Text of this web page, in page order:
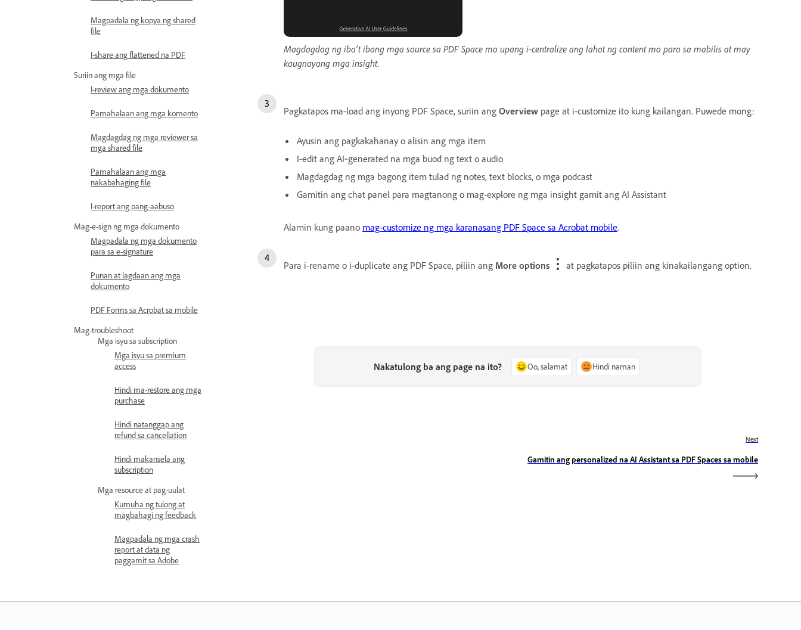
Magpadala ng kopya ng shared
file
I-share ang flattened na PDF
Suriin ang mga file
I-review ang mga dokumento
Pamahalaan ang mga komento
Magdagdag ng mga reviewer sa
mga shared file
Pamahalaan ang mga
nakabahaging file
I-report ang pang-aabuso
Mag-e-sign ng mga dokumento
Magpadala ng mga dokumento
para sa e-signature
Punan at lagdaan ang mga
dokumento
PDF Forms sa Acrobat sa mobile
Mag-troubleshoot
Mga isyu sa subscription
Mga isyu sa premium
access
Hindi ma-restore ang mga
purchase
Hindi natanggap ang
refund sa cancellation
Hindi makansela ang
subscription
Mga resource at pag-uulat
Kumuha ng tulong at
magbahagi ng feedback
Magpadala ng mga crash
report at data ng
paggamit sa Adobe
Magdagdag ng iba’t ibang mga source sa PDF Space mo upang i-centralize ang lahat ng content mo para sa mabilis at may
kaugnayang mga insight.
Pagkatapos ma-load ang inyong PDF Space, suriin ang Overview page at i-customize ito kung kailangan. Puwede mong:
Ayusin ang pagkakahanay o alisin ang mga item
I-edit ang AI‑generated na mga buod ng text o audio
Magdagdag ng mga bagong item tulad ng notes, text blocks, o mga podcast
Gamitin ang chat panel para magtanong o mag-explore ng mga insight gamit ang AI Assistant
Alamin kung paano mag-customize ng mga karanasang PDF Space sa Acrobat mobile.
Para i-rename o i-duplicate ang PDF Space, piliin ang More options at pagkatapos piliin ang kinakailangang option.
Nakatulong ba ang page na ito? Oo, salamat Hindi naman
Next
Gamitin ang personalized na AI Assistant sa PDF Spaces sa mobile